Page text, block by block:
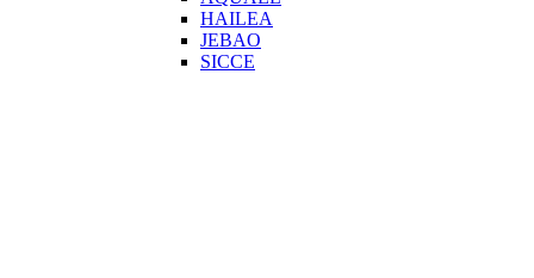
HAILEA
JEBAO
SICCE